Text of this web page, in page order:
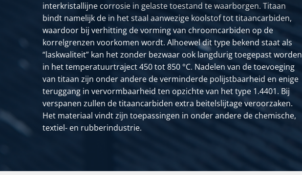
interkristallijne corrosie in gelaste toestand te waarborgen. Titaan
bindt namelijk de in het staal aanwezige koolstof tot titaancarbiden,
waardoor bij verhitting de vorming van chroomcarbiden op de
korrelgrenzen voorkomen wordt. Alhoewel dit type bekend staat als
“laskwaliteit” kan het zonder bezwaar ook langdurig toegepast worden
in het temperatuurtraject 450 tot 850 °C. Nadelen van de toevoeging
van titaan zijn onder andere de verminderde polijstbaarheid en enige
teruggang in vervormbaarheid ten opzichte van het type 1.4401. Bij
verspanen zullen de titaancarbiden extra beitelslijtage veroorzaken.
Het materiaal vindt zijn toepassingen in onder andere de chemische,
textiel- en rubberindustrie.